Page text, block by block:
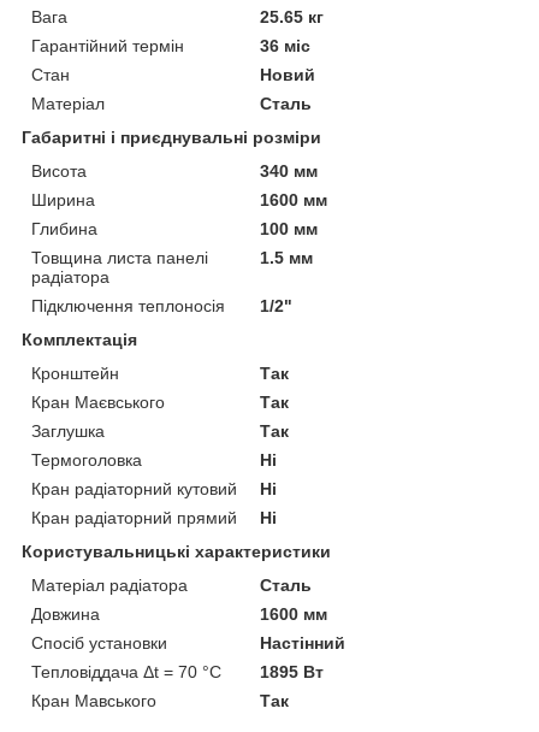
Вага
25.65 кг
Гарантійний термін
36 міс
Стан
Новий
Матеріал
Сталь
Габаритні і приєднувальні розміри
Висота
340 мм
Ширина
1600 мм
Глибина
100 мм
Товщина листа панелі
радіатора
1.5 мм
Підключення теплоносія
1/2"
Комплектація
Кронштейн
Так
Кран Маєвського
Так
Заглушка
Так
Термоголовка
Ні
Кран радіаторний кутовий
Ні
Кран радіаторний прямий
Ні
Користувальницькі характеристики
Матеріал радіатора
Сталь
Довжина
1600 мм
Спосіб установки
Настінний
Тепловіддача Δt = 70 °C
1895 Вт
Кран Мавського
Так